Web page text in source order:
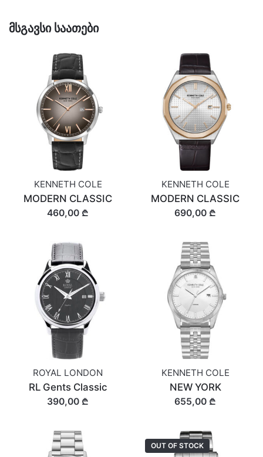
მსგავსი საათები
KENNETH COLE
MODERN CLASSIC
460,00 ₾
KENNETH COLE
MODERN CLASSIC
690,00 ₾
ROYAL LONDON
RL Gents Classic
390,00 ₾
KENNETH COLE
NEW YORK
655,00 ₾
OUT OF STOCK